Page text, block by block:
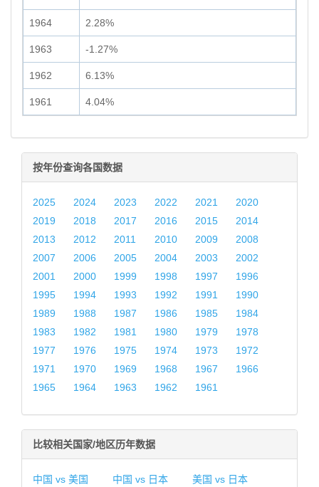
1964 2.28%
1963 -1.27%
1962 6.13%
1961 4.04%
按年份查询各国数据
2025 2024 2023 2022 2021
2020
2019
2018 2017 2016 2015
2014
2013
2012 2011 2010 2009
2008
2007
2006 2005 2004 2003
2002
2001
2000 1999 1998 1997
1996
1995
1994 1993 1992 1991
1990
1989
1988 1987 1986 1985
1984
1983
1982 1981 1980 1979
1978
1977
1976 1975 1974 1973
1972
1971
1970 1969 1968 1967
1966
1965
1964 1963 1962 1961
比较相关国家/地区历年数据
中国 vs 美国 中国 vs 日本
美国 vs 日本